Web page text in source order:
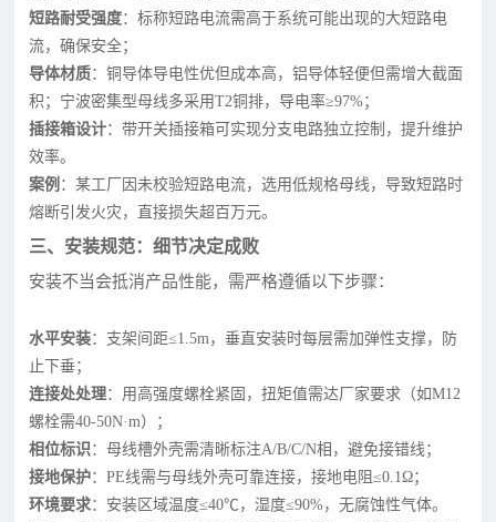
短路耐受强度：标称短路电流需高于系统可能出现的大短路电
流，确保安全；
导体材质：铜导体导电性优但成本高，铝导体轻便但需增大截面
积；宁波密集型母线多采用T2铜排，导电率≥97%；
插接箱设计：带开关插接箱可实现分支电路独立控制，提升维护
效率。
案例 ：某工厂因未校验短路电流，选用低规格母线，导致短路时
熔断引发火灾，直接损失超百万元。
三、安装规范：细节决定成败
安装不当会抵消产品性能，需严格遵循以下步骤：
水平安装：支架间距≤1.5m，垂直安装时每层需加弹性支撑，防
止下垂；
连接处处理：用高强度螺栓紧固，扭矩值需达厂家要求（如M12
螺栓需40-50N·m）；
相位标识 ：母线槽外壳需清晰标注A/B/C/N相，避免接错线；
接地保护：PE线需与母线外壳可靠连接，接地电阻≤0.1Ω；
环境要求：安装区域温度≤40℃，湿度≤90%，无腐蚀性气体。